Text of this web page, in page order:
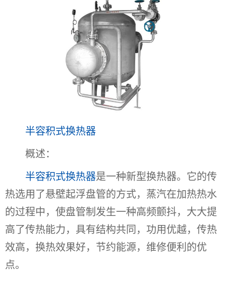
半容积式换热器
概述：
半容积式换热器是一种新型换热器。它的传
热选用了悬壁起浮盘管的方式，蒸汽在加热热水
的过程中，使盘管制发生一种高频颤抖，大大提
高了传热能力，具有结构共同，功用优越，传热
效高，换热效果好，节约能源，维修便利的优
点。